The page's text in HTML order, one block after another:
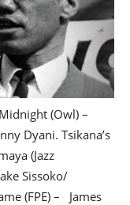
(Owl) –
Dyani. Tsikana’s
(Jazz
Sissoko/
(FPE) – James